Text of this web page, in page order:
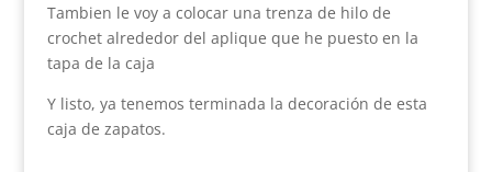
Tambien le voy a colocar una trenza de hilo de
crochet alrededor del aplique que he puesto en la
tapa de la caja
Y listo, ya tenemos terminada la decoración de esta
caja de zapatos.